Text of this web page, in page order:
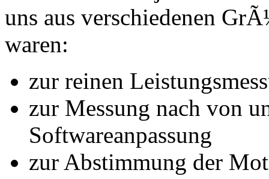
uns aus verschiedenen
waren:
zur reinen
zur Messung nach von
Softwareanpassung
zur Abstimmung der